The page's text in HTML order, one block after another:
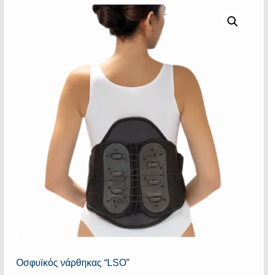
Οσφυϊκός νάρθηκας “LSO”